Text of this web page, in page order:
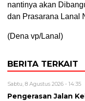
nantinya akan
dan Prasarana Lanal
(Dena vp/Lanal)
BERITA TERKAIT
Sabtu, 8 Agustus 2026 - 14:35
Pengerasan Jalan